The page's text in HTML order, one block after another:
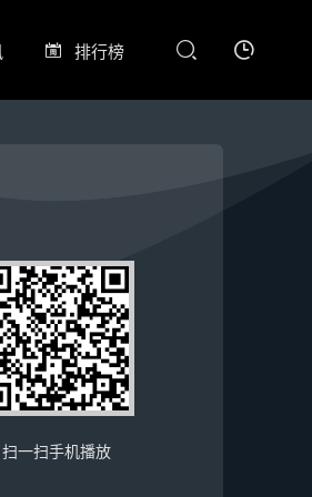
排行榜
扫一扫手机播放